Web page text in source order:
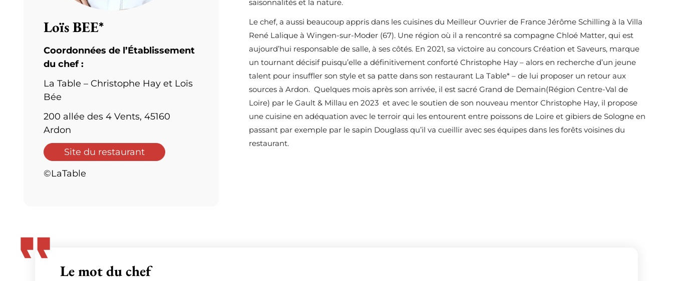
Loïs BEE*
Coordonnées de l’Établissement
du chef :
La Table – Christophe Hay et Loïs
Bée
200 allée des 4 Vents, 45160
Ardon
Site du restaurant
©LaTable
saisonnalités et la nature.
Le chef, a aussi beaucoup appris dans les cuisines du Meilleur Ouvrier de France Jérôme Schilling à la Villa
René Lalique à Wingen-sur-Moder (67). Une région où il a rencontré sa compagne Chloé Matter, qui est
aujourd’hui responsable de salle, à ses côtés. En 2021, sa victoire au concours Création et Saveurs, marque
un tournant décisif puisqu’elle a définitivement conforté Christophe Hay – alors en recherche d’un jeune
talent pour insuffler son style et sa patte dans son restaurant La Table* – de lui proposer un retour aux
sources à Ardon. Quelques mois après son arrivée, il est sacré Grand de Demain(Région Centre-Val de
Loire) par le Gault & Millau en 2023 et avec le soutien de son nouveau mentor Christophe Hay, il propose
une cuisine en adéquation avec le terroir qui les entourent entre poissons de Loire et gibiers de Sologne en
passant par exemple par le sapin Douglass qu’il va cueillir avec ses équipes dans les forêts voisines du
restaurant.
Le mot du chef